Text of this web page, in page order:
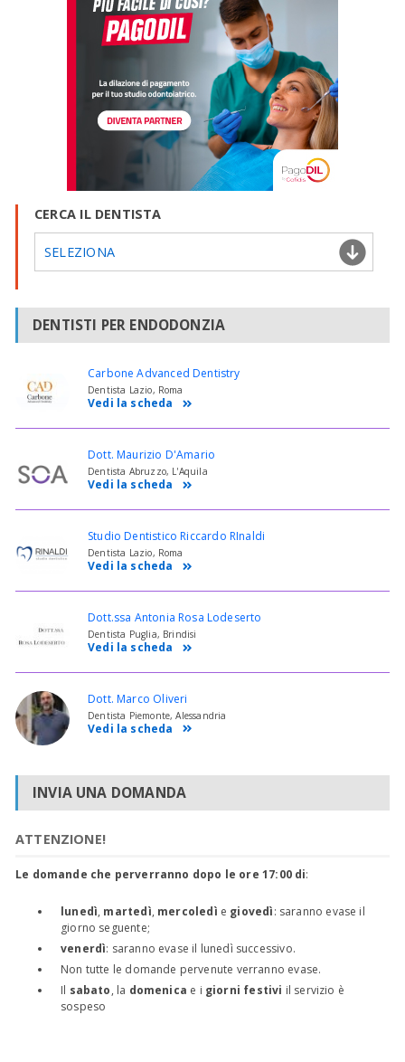
CERCA IL DENTISTA
SELEZIONA
DENTISTI PER ENDODONZIA
Carbone Advanced Dentistry
Dentista Lazio, Roma
Vedi la scheda
Dott. Maurizio D'Amario
Dentista Abruzzo, L'Aquila
Vedi la scheda
Studio Dentistico Riccardo RInaldi
Dentista Lazio, Roma
Vedi la scheda
Dott.ssa Antonia Rosa Lodeserto
Dentista Puglia, Brindisi
Vedi la scheda
Dott. Marco Oliveri
Dentista Piemonte, Alessandria
Vedi la scheda
INVIA UNA DOMANDA
ATTENZIONE!
Le domande che perverranno dopo le ore 17:00 di:
lunedì, martedì, mercoledì e giovedì: saranno evase il
giorno seguente;
venerdì: saranno evase il lunedì successivo.
Non tutte le domande pervenute verranno evase.
Il sabato, la domenica e i giorni festivi il servizio è
sospeso